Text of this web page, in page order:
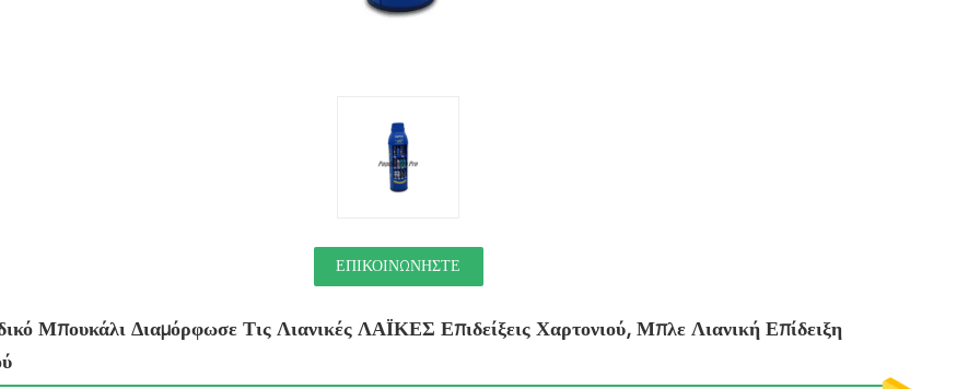
ΕΠΙΚΟΙΝΩΝΉΣΤΕ
Μπουκάλι Διαμόρφωσε Τις Λιανικές ΛΑΪΚΕΣ Επιδείξεις Χαρτονιού, Μπλε Λιανική Επίδειξη